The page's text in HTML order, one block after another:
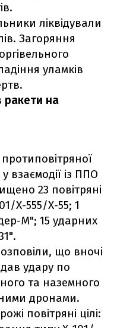
ліквідували
Загоряння
уламків
ракети на
взаємодії із ППО
23 повітряні
Х-555/Х-55; 1
М"; 15 ударних
що вночі
удару по
та наземного
дронами.
повітряні цілі: